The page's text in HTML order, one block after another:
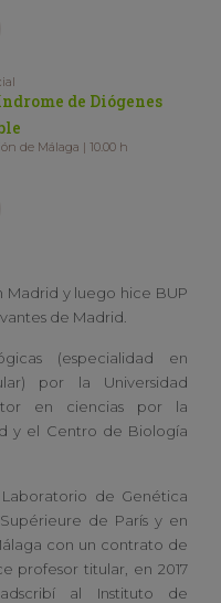
de Diógenes
de Málaga | 10.00 h
Madrid y luego hice BUP
de Madrid.
(especialidad en
por la Universidad
en ciencias por la
y el Centro de Biología
de Genética
de París y en
con un contrato de
profesor titular, en 2017
al Instituto de